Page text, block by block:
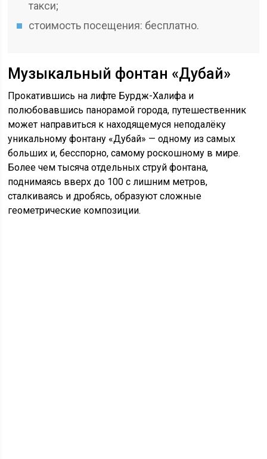
такси;
стоимость посещения: бесплатно.
Музыкальный фонтан «Дубай»
Прокатившись на лифте Бурдж-Халифа и
полюбовавшись панорамой города, путешественник
может направиться к находящемуся неподалёку
уникальному фонтану «Дубай» — одному из самых
больших и, бесспорно, самому роскошному в мире.
Более чем тысяча отдельных струй фонтана,
поднимаясь вверх до 100 с лишним метров,
сталкиваясь и дробясь, образуют сложные
геометрические композиции.